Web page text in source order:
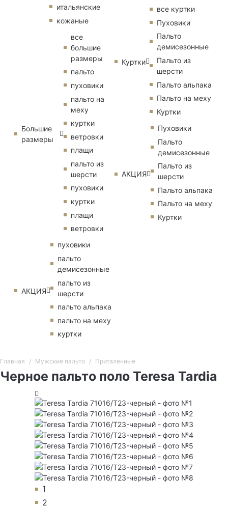
итальянские
кожаные
Большие
размеры
все
большие
размеры
пальто
пуховики
пальто на
меху
куртки
ветровки
плащи
пальто из
шерсти
пуховики
куртки
плащи
ветровки
АКЦИЯ
пуховики
пальто
демисезонные
пальто из
шерсти
пальто альпака
пальто на меху
куртки
Куртки
все куртки
Пуховики
Пальто
демисезонные
Пальто из
шерсти
Пальто альпака
Пальто на меху
Куртки
АКЦИЯ
Пуховики
Пальто
демисезонные
Пальто из
шерсти
Пальто альпака
Пальто на меху
Куртки
Главная Мужские пальто Приталенные
Черное пальто поло Teresa Tardia
1
2